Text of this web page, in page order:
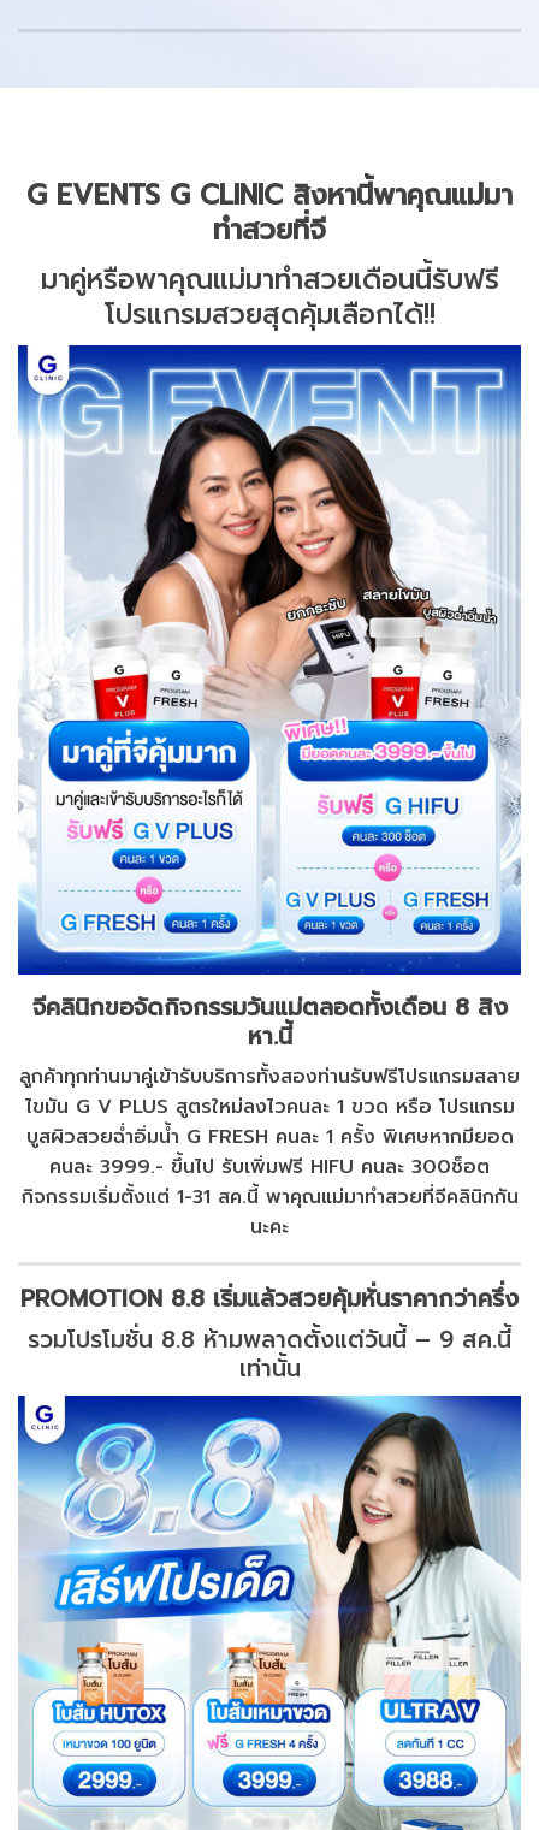
G EVENTS G CLINIC สิงหานี้พาคุณแม่มา
ทำสวยที่จี
มาคู่หรือพาคุณแม่มาทำสวยเดือนนี้รับฟรี
โปรแกรมสวยสุดคุ้มเลือกได้!!
จีคลินิกขอจัดกิจกรรมวันแม่ตลอดทั้งเดือน 8 สิง
หา.นี้
ลูกค้าทุกท่านมาคู่เข้ารับบริการทั้งสองท่านรับฟรีโปรแกรมสลาย
ไขมัน G V PLUS สูตรใหม่ลงไวคนละ 1 ขวด หรือ โปรแกรม
บูสผิวสวยฉ่ำอิ่มน้ำ G FRESH คนละ 1 ครั้ง พิเศษหากมียอด
คนละ 3999.- ขึ้นไป รับเพิ่มฟรี HIFU คนละ 300ช็อต
กิจกรรมเริ่มตั้งแต่ 1-31 สค.นี้ พาคุณแม่มาทำสวยที่จีคลินิกกัน
นะคะ
PROMOTION 8.8 เริ่มแล้วสวยคุ้มหั่นราคากว่าครึ่ง
รวมโปรโมชั่น 8.8 ห้ามพลาดตั้งแต่วันนี้ – 9 สค.นี้
เท่านั้น